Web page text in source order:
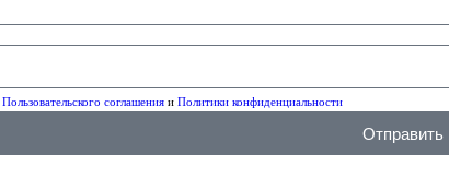
Пользовательского соглашения и Политики конфиденциальности
Отправить